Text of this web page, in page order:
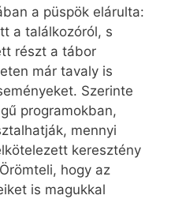
a püspök elárulta:
a találkozóról, s
részt a tábor
már tavaly is
Szerinte
programokban,
mennyi
keresztény
hogy az
is magukkal